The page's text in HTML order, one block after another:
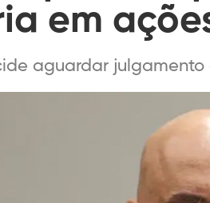
em
aguardar